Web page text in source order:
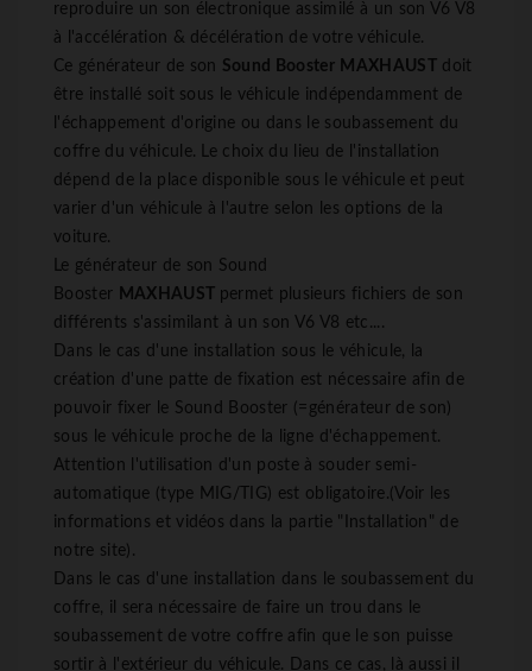
reproduire un son électronique assimilé à un son V6 V8
à l'accélération & décélération de votre véhicule.
Ce générateur de son Sound Booster MAXHAUST
doit
être installé soit sous le véhicule indépendamment de
l'échappement d'origine ou dans le soubassement du
coffre du véhicule. Le choix du lieu de l'installation
dépend de la place disponible sous le véhicule et peut
varier d'un véhicule à l'autre selon les options de la
voiture.
Le générateur de son Sound
Booster MAXHAUST
permet plusieurs fichiers de son
différents s'assimilant à un son V6 V8 etc....
Dans le cas d'une installation sous le véhicule, la
création d'une patte de fixation est nécessaire afin de
pouvoir fixer le Sound Booster (=générateur de son)
sous le véhicule proche de la ligne d'échappement.
Attention l'utilisation d'un poste à souder semi-
automatique (type MIG/TIG) est obligatoire.(Voir les
informations et vidéos dans la partie "Installation" de
notre site).
Dans le cas d'une installation dans le soubassement du
coffre, il sera nécessaire de faire un trou dans le
soubassement de votre coffre afin que le son puisse
sortir à l'extérieur du véhicule. Dans ce cas, là aussi il